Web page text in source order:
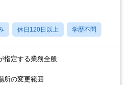
休日120日以上 学歴不問
指定する業務全般
所の変更範囲